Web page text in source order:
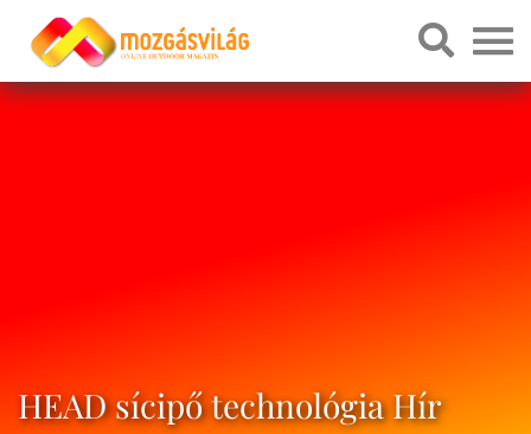
HEAD sícipő technológia Hír